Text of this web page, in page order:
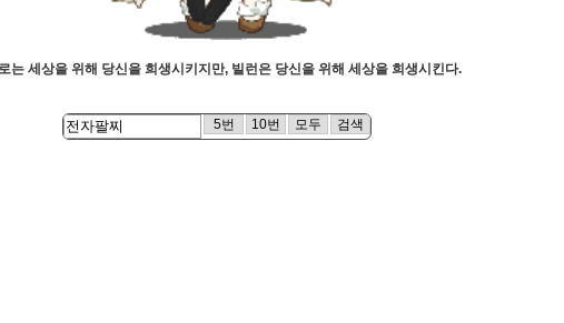
는 세상을 위해 당신을 희생시키지만, 빌런은 당신을 위해 세상을 희생시킨다.
5번 10번 모두 검색